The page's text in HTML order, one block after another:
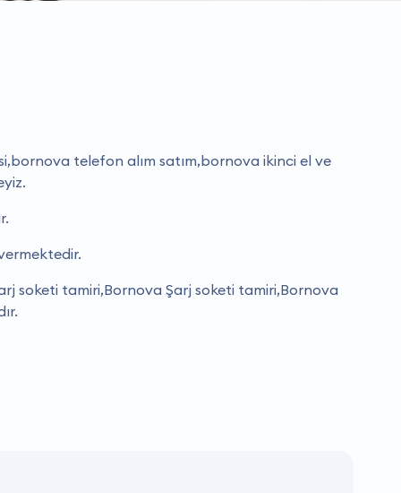
telefon alım satım,bornova i̇kinci el ve
soketi tamiri,Bornova Şarj soketi tamiri,Bornova